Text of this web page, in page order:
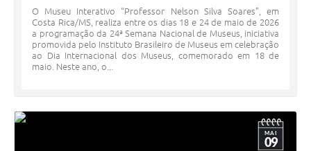
O Museu Interativo “Professor Nelson Silva Soares”, em
Costa Rica/MS, realiza entre os dias 18 e 24 de maio de 2026
a programação da 24ª Semana Nacional de Museus, iniciativa
promovida pelo Instituto Brasileiro de Museus em celebração
ao Dia Internacional dos Museus, comemorado em 18 de
maio. Neste ano, o...
MAI
09